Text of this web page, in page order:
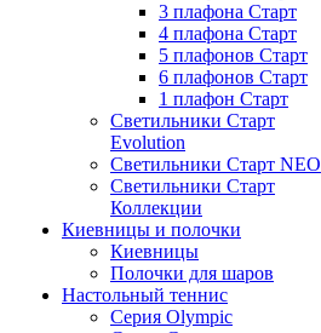
3 плафона Старт
4 плафона Старт
5 плафонов Старт
6 плафонов Старт
1 плафон Старт
Светильники Старт
Evolution
Светильники Старт NEO
Светильники Старт
Коллекции
Киевницы и полочки
Киевницы
Полочки для шаров
Настольный теннис
Серия Olympic